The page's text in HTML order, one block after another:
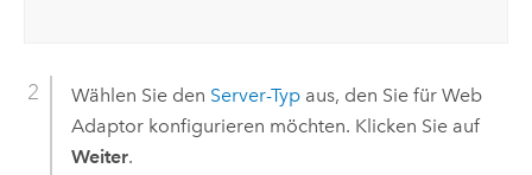
Wählen Sie den Server-Typaus, den Sie für Web
Adaptor konfigurieren möchten. Klicken Sie auf
Weiter.